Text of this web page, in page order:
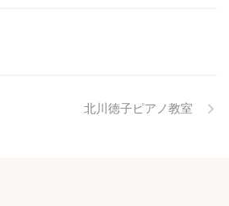
北川徳子ピアノ教室